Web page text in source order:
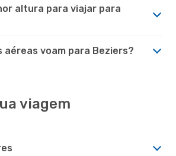
altura para viajar para
aéreas voam para Beziers?
viagem